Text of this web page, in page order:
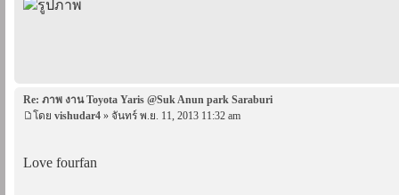
Re: ภาพ งาน Toyota Yaris @Suk Anun park Saraburi
โดย vishudar4 » จันทร์ พ.ย. 11, 2013 11:32 am
Love fourfan